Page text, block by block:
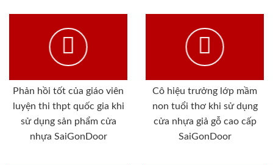
Phản hồi tốt của giáo viên
luyện thi thpt quốc gia khi
sử dụng sản phẩm cửa
nhựa SaiGonDoor
Cô hiệu trưởng lớp mầm
non tuổi thơ khi sử dụng
cửa nhựa giả gỗ cao cấp
SaiGonDoor